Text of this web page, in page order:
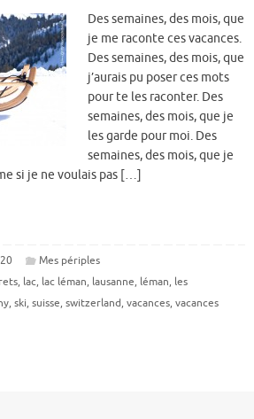
Des semaines, des mois, que
je me raconte ces vacances.
Des semaines, des mois, que
j’aurais pu poser ces mots
pour te les raconter. Des
semaines, des mois, que je
les garde pour moi. Des
semaines, des mois, que je
si je ne voulais pas […]
Mes périples
, lac, lac léman, lausanne, léman, les
, ski, suisse, switzerland, vacances, vacances